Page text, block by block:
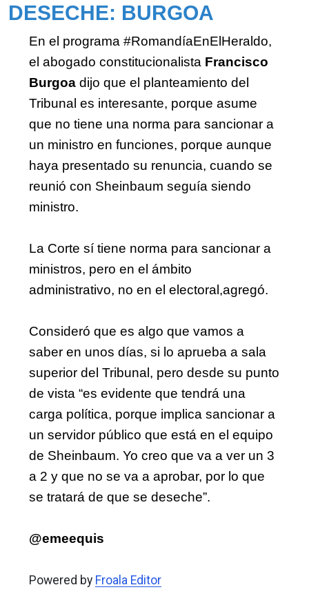
DESECHE: BURGOA
En el programa #RomandíaEnElHeraldo,
el abogado constitucionalista Francisco
Burgoa dijo que el planteamiento del
Tribunal es interesante, porque asume
que no tiene una norma para sancionar a
un ministro en funciones, porque aunque
haya presentado su renuncia, cuando se
reunió con Sheinbaum seguía siendo
ministro.
La Corte sí tiene norma para sancionar a
ministros, pero en el ámbito
administrativo, no en el electoral,agregó.
Consideró que es algo que vamos a
saber en unos días, si lo aprueba a sala
superior del Tribunal, pero desde su punto
de vista “es evidente que tendrá una
carga política, porque implica sancionar a
un servidor público que está en el equipo
de Sheinbaum. Yo creo que va a ver un 3
a 2 y que no se va a aprobar, por lo que
se tratará de que se deseche”.
@emeequis
Powered by Froala Editor